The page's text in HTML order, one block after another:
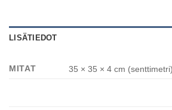
LISÄTIEDOT
MITAT 35 × 35 × 4 cm (senttimetri)